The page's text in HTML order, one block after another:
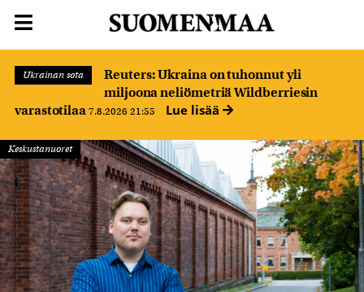
Ukrainan sota
Reuters: Ukraina on tuhonnut yli
miljoona neliömetriä Wildberriesin
varastotilaa 7.8.2026 21:55 Lue lisää
Keskustanuoret